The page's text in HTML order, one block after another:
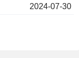
2024-07-30